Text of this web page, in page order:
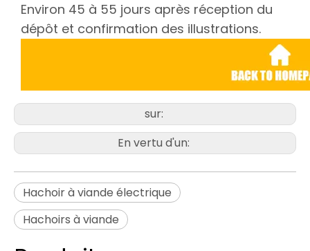
Environ 45 à 55 jours après réception du
dépôt et confirmation des illustrations.
sur:
En vertu d'un:
Hachoir à viande électrique
Hachoirs à viande